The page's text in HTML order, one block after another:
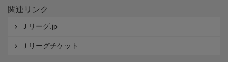
関連リンク
Ｊリーグ.jp
Ｊリーグチケット